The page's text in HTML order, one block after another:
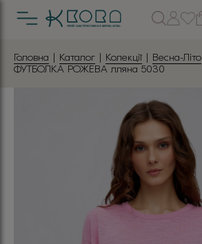
Головна | Каталог | Колекції | Весна-Літо
ФУТБОЛКА РОЖЕВА лляна 5030